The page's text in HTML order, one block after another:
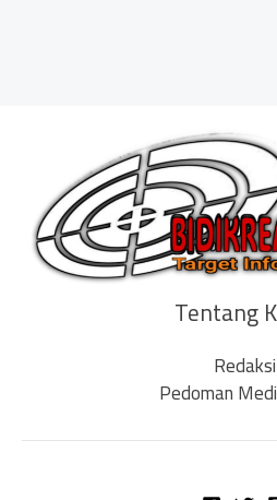
Tentang
Redaksi
Pedoman